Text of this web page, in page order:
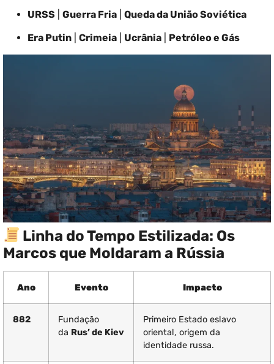
URSS Guerra Fria Queda da União Soviética
Era Putin Crimeia Ucrânia Petróleo e Gás
Linha do Tempo Estilizada: Os
Marcos que Moldaram a Rússia
Ano Evento Impacto
882
Fundação
da Rus’ de Kiev
Primeiro Estado eslavo
oriental, origem da
identidade russa.